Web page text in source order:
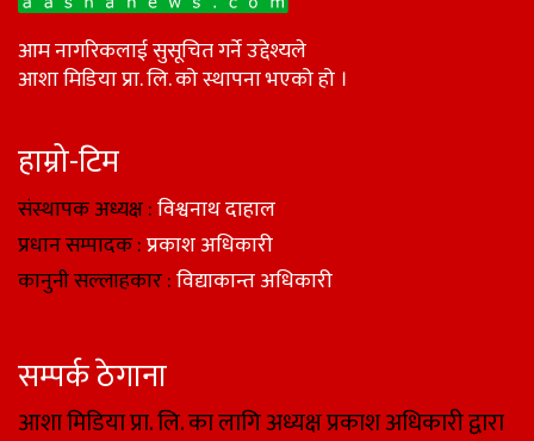
आम नागरिकलाई सुसूचित गर्ने उद्देश्यले
आशा मिडिया प्रा. लि. को स्थापना भएको हो ।
हाम्रो-टिम
संस्थापक अध्यक्ष :विश्वनाथ दाहाल
प्रधान सम्पादक :प्रकाश अधिकारी
कानुनी सल्लाहकार :विद्याकान्त अधिकारी
सम्पर्क ठेगाना
आशा मिडिया प्रा. लि. का लागि अध्यक्ष प्रकाश अधिकारी द्वारा